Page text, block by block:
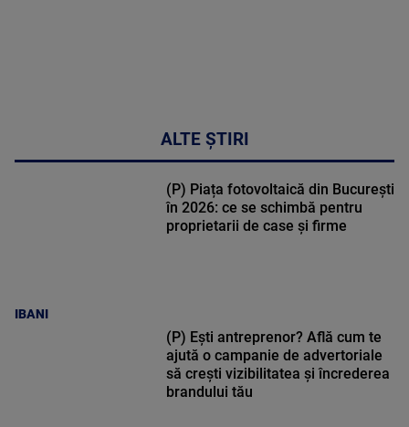
ALTE ȘTIRI
IBANI
(P) Piața fotovoltaică din București
în 2026: ce se schimbă pentru
proprietarii de case și firme
(P) Ești antreprenor? Află cum te
ajută o campanie de advertoriale
să crești vizibilitatea și încrederea
brandului tău